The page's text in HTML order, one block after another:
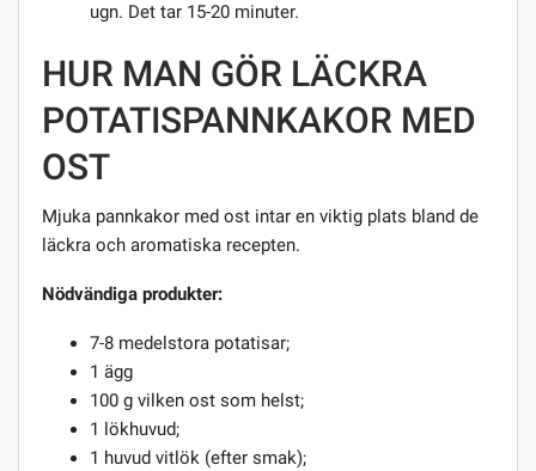
ugn. Det tar 15-20 minuter.
HUR MAN GÖR LÄCKRA
POTATISPANNKAKOR MED
OST
Mjuka pannkakor med ost intar en viktig plats bland de
läckra och aromatiska recepten.
Nödvändiga produkter:
7-8 medelstora potatisar;
1 ägg
100 g vilken ost som helst;
1 lökhuvud;
1 huvud vitlök (efter smak);